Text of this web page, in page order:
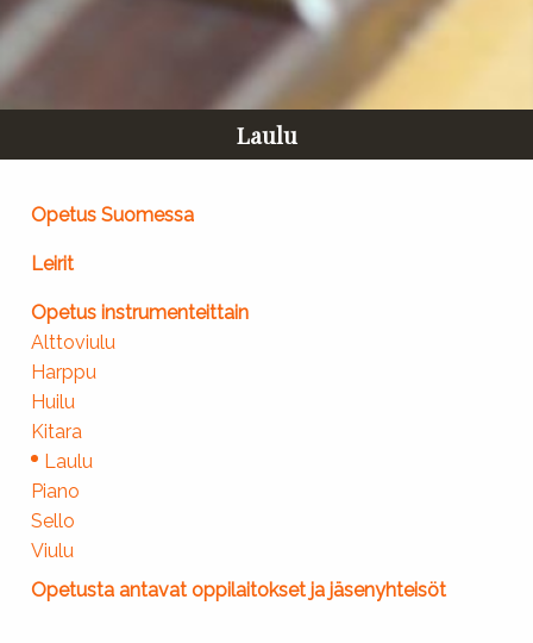
Laulu
Opetus Suomessa
Leirit
Opetus instrumenteittain
Alttoviulu
Harppu
Huilu
Kitara
Laulu
Piano
Sello
Viulu
Opetusta antavat oppilaitokset ja jäsenyhteisöt